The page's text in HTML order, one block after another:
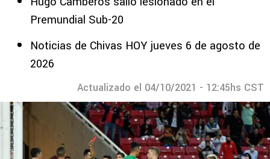
Premundial Sub-20
Noticias de Chivas HOY jueves 6 de agosto de
2026
Actualizado el 04/10/2021 - 12:45hs CST